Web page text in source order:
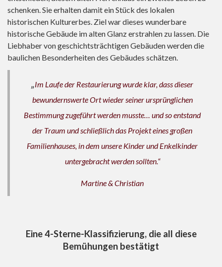
schenken. Sie erhalten damit ein Stück des lokalen
historischen Kulturerbes. Ziel war dieses wunderbare
historische Gebäude im alten Glanz erstrahlen zu lassen. Die
Liebhaber von geschichtsträchtigen Gebäuden werden die
baulichen Besonderheiten des Gebäudes schätzen.
„Im Laufe der Restaurierung wurde klar, dass dieser
bewundernswerte Ort wieder seiner ursprünglichen
Bestimmung zugeführt werden musste… und so entstand
der Traum und schließlich das Projekt eines großen
Familienhauses, in dem unsere Kinder und Enkelkinder
untergebracht werden sollten.“
Martine & Christian
Eine 4-Sterne-Klassifizierung, die all diese
Bemühungen bestätigt